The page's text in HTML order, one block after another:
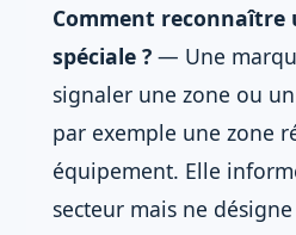
Comment reconnaître
spéciale ? — Une
signaler une zone ou
par exemple une zone
équipement. Elle
secteur mais ne